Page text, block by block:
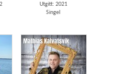
Utgitt: 2021
Singel